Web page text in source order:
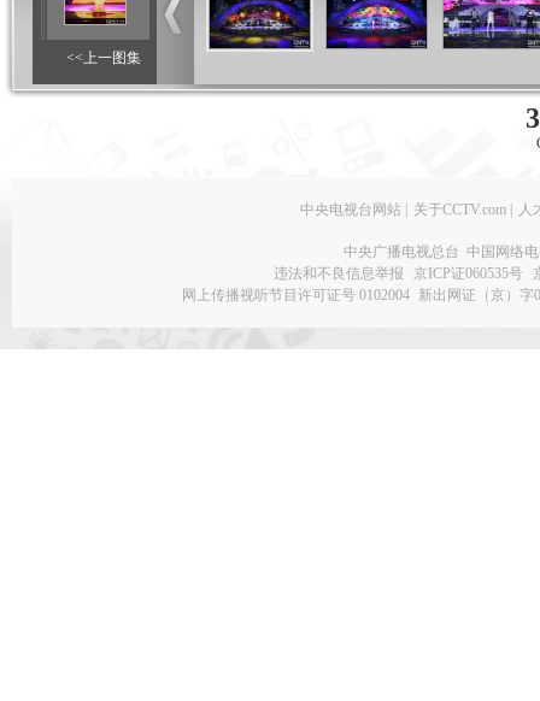
<<上一图集
中央电视台网站 关于CCTV.com 人
中央广播电视总台 中国网络
违法和不良信息举报
京ICP证060535号
网上传播视听节目许可证号 0102004 新出网证（京）